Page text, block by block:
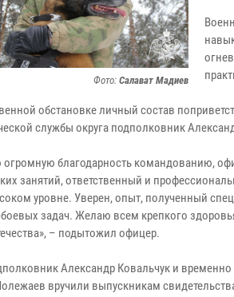
Фото: Салават Мадиев
обстановке личный состав
службы округа подполковник
благодарность командованию,
занятий, ответственный и
уровне. Уверен, опыт, полученный
задач. Желаю всем крепкого
– подытожил офицер.
Александр Ковальчук и
вручили выпускникам